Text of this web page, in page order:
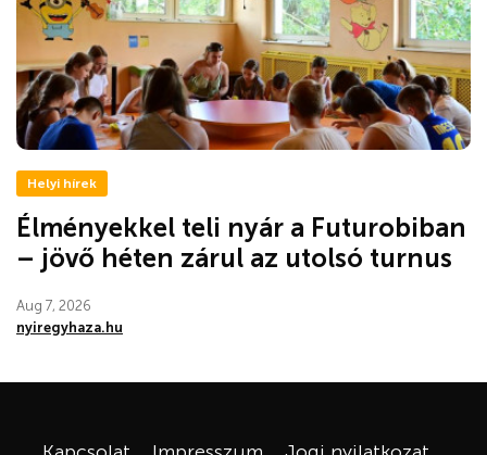
Helyi hírek
Élményekkel teli nyár a Futurobiban
– jövő héten zárul az utolsó turnus
Aug 7, 2026
nyiregyhaza.hu